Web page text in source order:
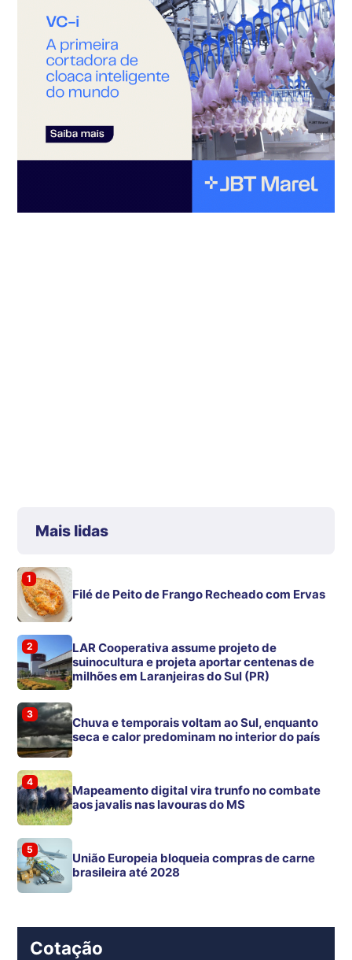
Mais lidas
1
Filé de Peito de Frango Recheado com Ervas
2
LAR Cooperativa assume projeto de
suinocultura e projeta aportar centenas de
milhões em Laranjeiras do Sul (PR)
3
Chuva e temporais voltam ao Sul, enquanto
seca e calor predominam no interior do país
4
Mapeamento digital vira trunfo no combate
aos javalis nas lavouras do MS
5
União Europeia bloqueia compras de carne
brasileira até 2028
Cotação